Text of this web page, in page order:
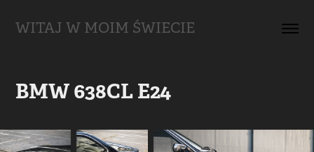
WITAJ W MOIM ŚWIECIE
BMW 638CL E24